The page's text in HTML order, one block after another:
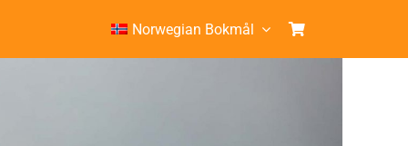
Norwegian Bokmål